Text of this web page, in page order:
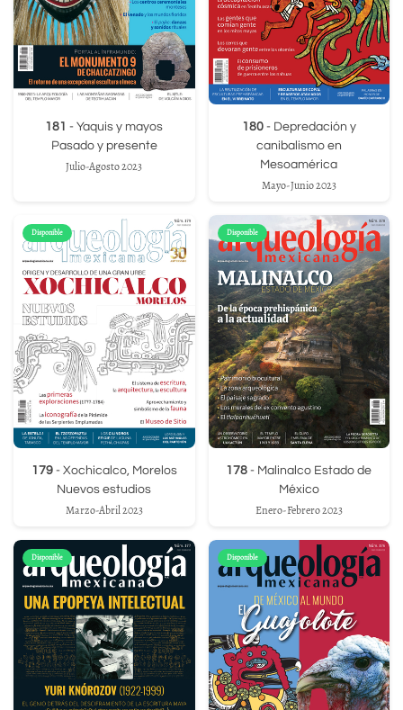
181 - Yaquis y mayos
Pasado y presente
Julio-Agosto 2023
180- Depredación y
canibalismo en
Mesoamérica
Mayo-Junio 2023
Disponible
179- Xochicalco, Morelos
Nuevos estudios
Marzo-Abril 2023
Disponible
178 - Malinalco Estado de
México
Enero-Febrero 2023
Disponible Disponible